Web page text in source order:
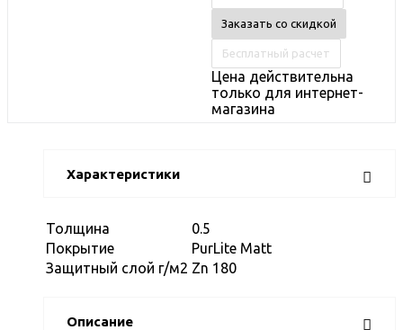
Заказать со скидкой
Бесплатный расчет
Цена действительна
только для интернет-
магазина
Характеристики
Толщина
0.5
Покрытие
PurLite Matt
Защитный слой г/м2 Zn 180
Описание